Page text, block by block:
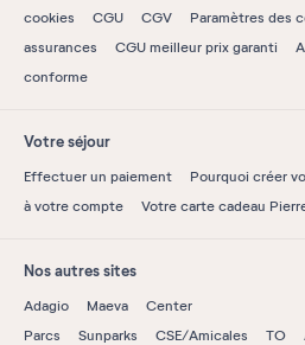
cookies
CGU CGV Paramètres des
assurances
CGU meilleur prix garanti
conforme
Votre séjour
Effectuer un paiement Pourquoi créer
à votre compte
Votre carte cadeau
Nos autres sites
Adagio Maeva
Center
Parcs
Sunparks CSE/Amicales TO